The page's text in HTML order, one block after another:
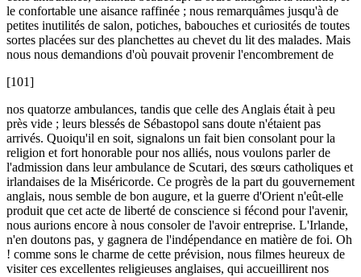
le confortable une aisance raffinée ; nous remarquâmes jusqu'à de
petites inutilités de salon, potiches, babouches et curiosités de toutes
sortes placées sur des planchettes au chevet du lit des malades. Mais
nous nous demandions d'où pouvait provenir l'encombrement de
[101]
nos quatorze ambulances, tandis que celle des Anglais était à peu
près vide ; leurs blessés de Sébastopol sans doute n'étaient pas
arrivés. Quoiqu'il en soit, signalons un fait bien consolant pour la
religion et fort honorable pour nos alliés, nous voulons parler de
l'admission dans leur ambulance de Scutari, des sœurs catholiques et
irlandaises de la Miséricorde. Ce progrès de la part du gouvernement
anglais, nous semble de bon augure, et la guerre d'Orient n'eût-elle
produit que cet acte de liberté de conscience si fécond pour l'avenir,
nous aurions encore à nous consoler de l'avoir entreprise. L'Irlande,
n'en doutons pas, y gagnera de l'indépendance en matière de foi. Oh
! comme sons le charme de cette prévision, nous filmes heureux de
visiter ces excellentes religieuses anglaises, qui accueillirent nos